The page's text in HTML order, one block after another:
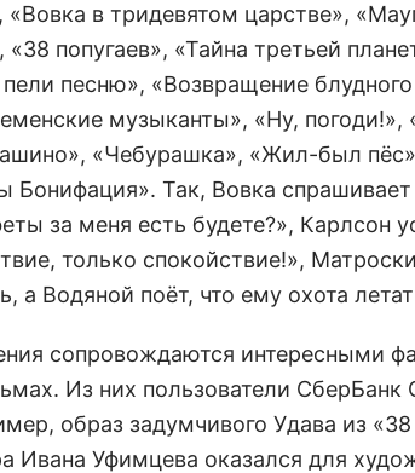
«Вовка в тридевятом царстве»,
«38 попугаев», «Тайна третьей
песню», «Возвращение
музыканты», «Ну, погоди!»,
«Чебурашка», «Жил-был
Бонифация». Так, Вовка
за меня есть будете?», Карлсон
только спокойствие!»,
а Водяной поёт, что ему охота
сопровождаются интересными
Из них пользователи СберБанк
образ задумчивого Удава из «38
Ивана Уфимцева оказался для